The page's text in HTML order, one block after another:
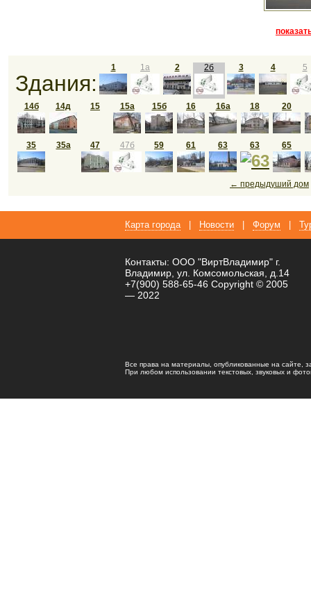
Здания:
1 1а 2 2б 3 4 5
14б 14д 15 15а 15б 16 16а 18 20
35 35а 47 47б 59 61 63 63 65
← предыдуший дом
Карта города Новости Форум
Контакты: ООО "ВиртВладимир" г.
Владимир, ул. Комсомольская, д.14
+7(900) 588-65-46 Copyright © 2005
— 2022
Все права на материалы, опубликованные на сайте,
При любом использовании текстовых, звуковых и